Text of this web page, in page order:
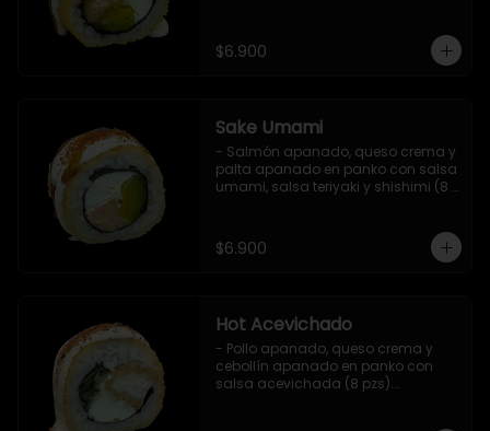
$6.900
Sake Umami
- Salmón apanado, queso crema y
palta apanado en panko con salsa
umami, salsa teriyaki y shishimi (8
$6.900
Hot Acevichado
- Pollo apanado, queso crema y
cebollín apanado en panko con
salsa acevichada (8 pzs).